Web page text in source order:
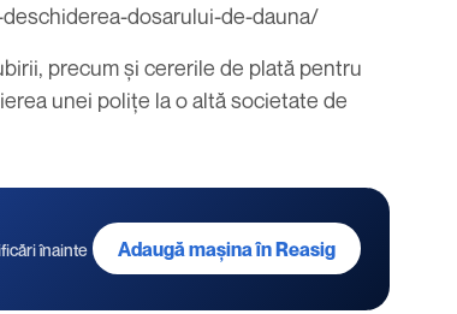
dosarului-de-dauna/
precum și cererile de plată pentru
unei polițe la o altă societate de
înainte
Adaugă mașina în Reasig